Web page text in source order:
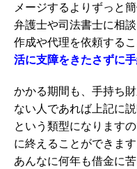
メージするよりずっと
弁護士や司法書士に相
作成や代理を依頼するこ
活に支障をきたさずに
かかる期間も、手持ち
ない人であれば上記に
という類型になります
に終えることができます
あんなに何年も借金に